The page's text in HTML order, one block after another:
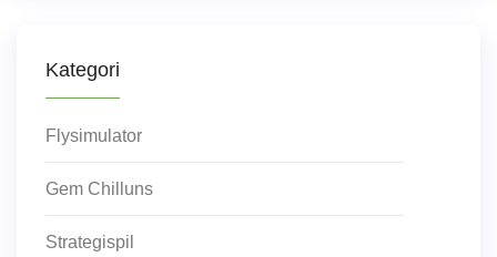
Kategori
Flysimulator
Gem Chilluns
Strategispil